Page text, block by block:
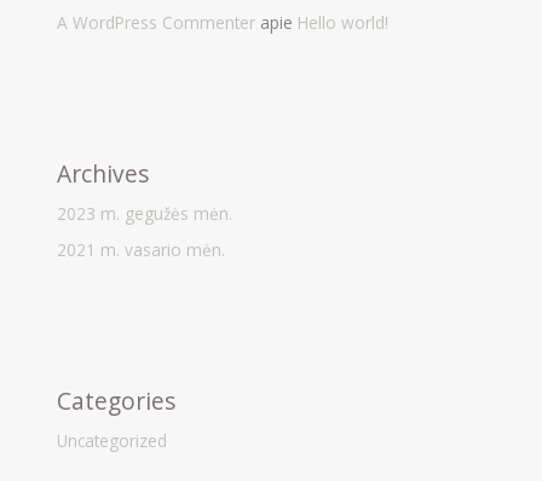
A WordPress Commenter apie Hello world!
Archives
2023 m. gegužės mėn.
2021 m. vasario mėn.
Categories
Uncategorized